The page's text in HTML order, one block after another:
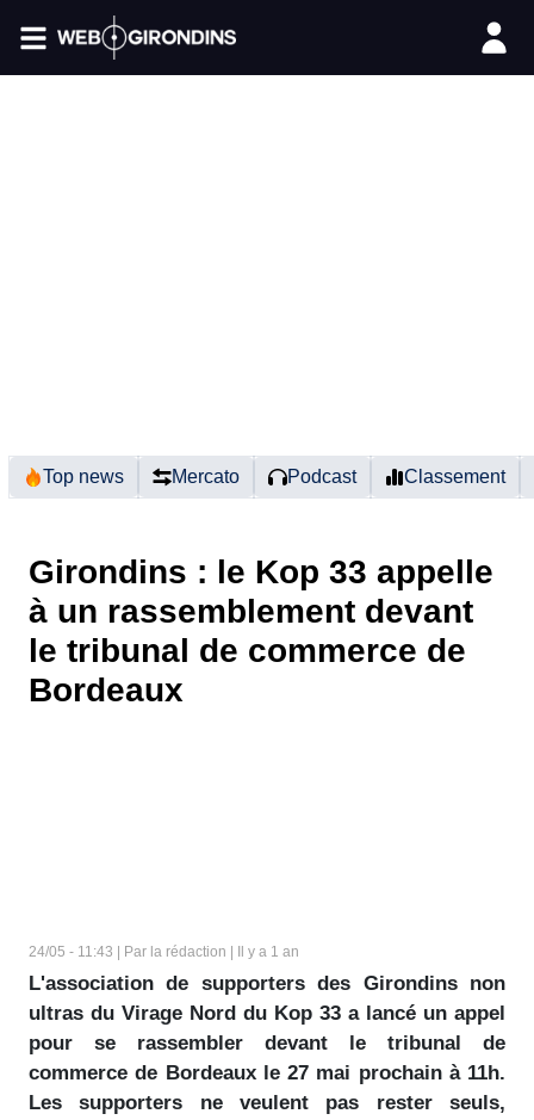
Top news Mercato Podcast Classement
Girondins : le Kop 33 appelle
à un rassemblement devant
le tribunal de commerce de
Bordeaux
24/05 - 11:43 | Par la rédaction | Il y a 1 an
L'association de supporters des Girondins non
ultras du Virage Nord du Kop 33 a lancé un appel
pour se rassembler devant le tribunal de
commerce de Bordeaux le 27 mai prochain à 11h.
Les supporters ne veulent pas rester seuls,